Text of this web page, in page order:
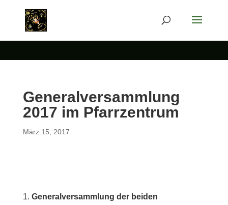
Generalversammlung
2017 im Pfarrzentrum
März 15, 2017
Generalversammlung der beiden